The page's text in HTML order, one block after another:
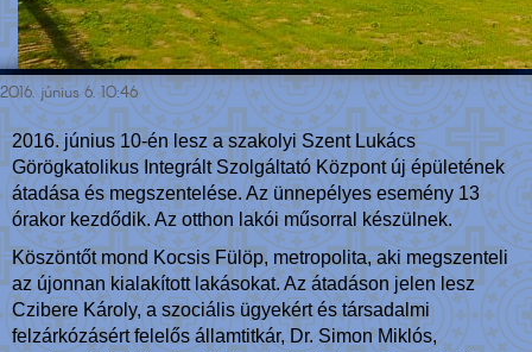
2016. június 6. 10:46
2016. június 10-én lesz a szakolyi Szent Lukács
Görögkatolikus Integrált Szolgáltató Központ új épületének
átadása és megszentelése. Az ünnepélyes esemény 13
órakor kezdődik. Az otthon lakói műsorral készülnek.
Köszöntőt mond Kocsis Fülöp, metropolita, aki megszenteli
az újonnan kialakított lakásokat. Az átadáson jelen lesz
Czibere Károly, a szociális ügyekért és társadalmi
felzárkózásért felelős államtitkár, Dr. Simon Miklós,